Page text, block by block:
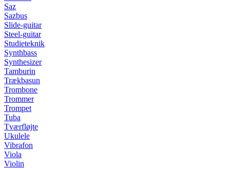
Saz
Sazbus
Slide-guitar
Steel-guitar
Studieteknik
Synthbass
Synthesizer
Tamburin
Trækbasun
Trombone
Trommer
Trompet
Tuba
Tværfløjte
Ukulele
Vibrafon
Viola
Violin